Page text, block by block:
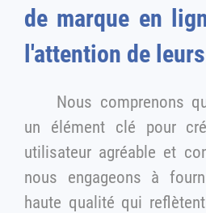
de marque en ligne et à attirer
l'attention de
Nous comprenons que les visuels sont
un élément clé pour
utilisateur agréable et
nous engageons à fournir des designs de
haute qualité qui reflètent